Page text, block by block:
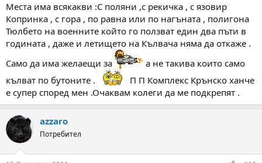
Места има всякакви :С поляни ,с рекичка , с язовир
Копринка , с гора , по равна или по нагъната , полигона
Тюлбето на военните който го ползват един два пъти в
годината , даже и летището на Кълвача няма да откаже .
Само да има желаещи за
а не такива които само
кълват по бутоните .
П П Комплекс Крънско ханче
е супер според мен .Очаквам колеги да ме подкрепят .
azzaro
Потребител